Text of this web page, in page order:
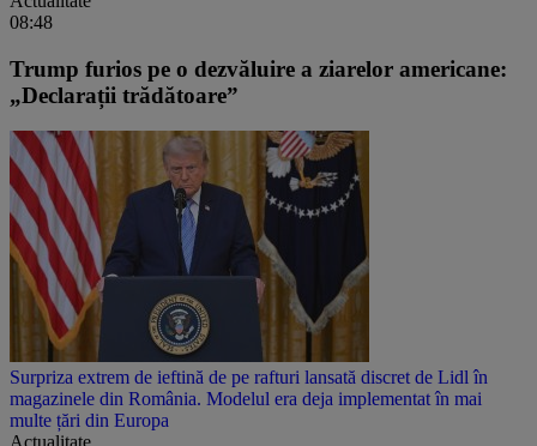
08:48
Trump furios pe o dezvăluire a ziarelor americane:
„Declarații trădătoare”
Surpriza extrem de ieftină de pe rafturi lansată discret de Lidl în
magazinele din România. Modelul era deja implementat în mai
multe țări din Europa